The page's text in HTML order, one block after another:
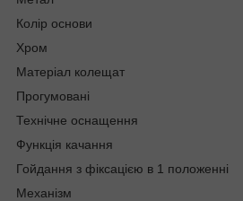
Колір основи
Хром
Матеріал колещат
Прогумовані
Технічне оснащення
Функція качання
Гойдання з фіксацією в 1 положенні
Механізм